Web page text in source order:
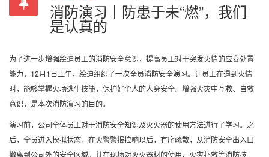
消防演习丨防患于未“燃”，我们
是认真的
为了进一步增强绘迪员工的消防安全意识，提高员工对于突发火情的应变处置
能力， 12月1日上午，绘迪组织了一次全员消防安全演习。 让员工在遇到火情
时，能够掌握火场逃生技能，保护好个人的人身安全。 增强火灾中互救、自救
意识，是本次消防演习的目的。
演习前，公司全体员工对于消防安全知识及灭火器的使用方法进行了学习。 之
后，全员进入模拟状态， 在火警警报拉响以后，有序疏散，从消防安全出入口
撤离到公司外的安全区域。 并在现场对灭火器材的使用、火灾扑救等消防技